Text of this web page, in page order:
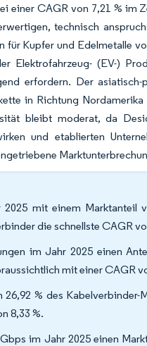
einer CAGR von 7,21 % im
technisch
für Kupfer und Edelmetalle
Elektrofahrzeug- (EV-)
erfordern. Der
in Richtung
bleibt moderat, da
und etablierten
mit einem Marktanteil
die schnellste CAGR
im Jahr 2025 einen
mit einer CAGR
% des Kabelverbinder-
8,33 %.
im Jahr 2025 einen